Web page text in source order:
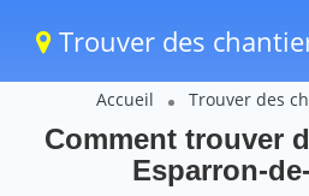
Trouver des
Accueil Trouver des
Comment trouver
Esparron-